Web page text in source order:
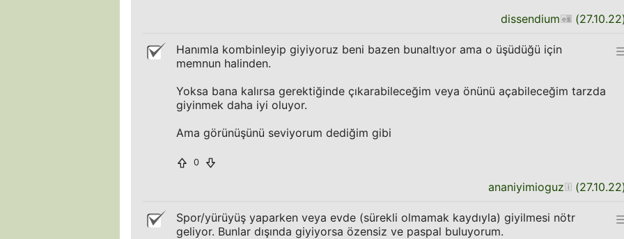
dissendium (27.10.22
Hanımla kombinleyip giyiyoruz beni bazen bunaltıyor ama o üşüdüğü için
memnun halinden.
Yoksa bana kalırsa gerektiğinde çıkarabileceğim veya önünü açabileceğim tarzda
giyinmek daha iyi oluyor.
Ama görünüşünü seviyorum dediğim gibi
0
ananiyimioguz (27.10.22
Spor/yürüyüş yaparken veya evde (sürekli olmamak kaydıyla) giyilmesi nötr
geliyor. Bunlar dışında giyiyorsa özensiz ve paspal buluyorum.